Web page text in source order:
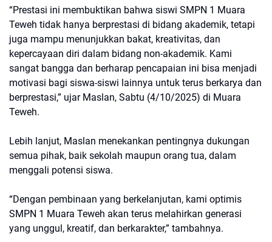
“Prestasi ini membuktikan bahwa siswi SMPN 1 Muara
Teweh tidak hanya berprestasi di bidang akademik, tetapi
juga mampu menunjukkan bakat, kreativitas, dan
kepercayaan diri dalam bidang non-akademik. Kami
sangat bangga dan berharap pencapaian ini bisa menjadi
motivasi bagi siswa-siswi lainnya untuk terus berkarya dan
berprestasi,” ujar Maslan, Sabtu (4/10/2025) di Muara
Teweh.
Lebih lanjut, Maslan menekankan pentingnya dukungan
semua pihak, baik sekolah maupun orang tua, dalam
menggali potensi siswa.
“Dengan pembinaan yang berkelanjutan, kami optimis
SMPN 1 Muara Teweh akan terus melahirkan generasi
yang unggul, kreatif, dan berkarakter,” tambahnya.